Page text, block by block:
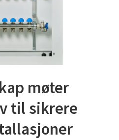
møter
til sikrere